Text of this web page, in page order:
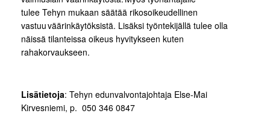
tulee Tehyn mukaan säätää rikosoikeudellinen
vastuu väärinkäytöksistä. Lisäksi työntekijällä tulee olla
näissä tilanteissa oikeus hyvitykseen kuten
rahakorvaukseen.
Lisätietoja: Tehyn edunvalvontajohtaja Else-Mai
Kirvesniemi, p. 050 346 0847